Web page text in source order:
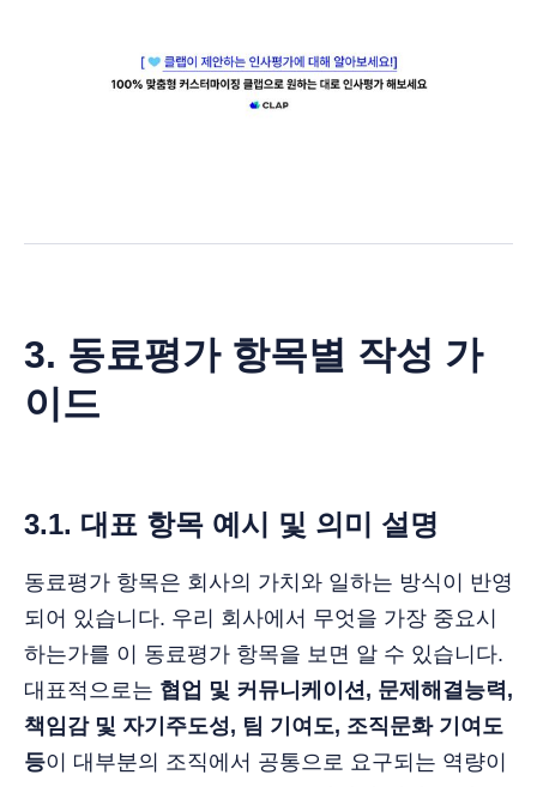
3. 동료평가 항목별 작성 가
이드
3.1. 대표 항목 예시 및 의미 설명
동료평가 항목은 회사의 가치와 일하는 방식이 반영
되어 있습니다. 우리 회사에서 무엇을 가장 중요시
하는가를 이 동료평가 항목을 보면 알 수 있습니다.
대표적으로는 협업 및 커뮤니케이션, 문제해결능력,
책임감 및 자기주도성, 팀 기여도, 조직문화 기여도
등이 대부분의 조직에서 공통으로 요구되는 역량이